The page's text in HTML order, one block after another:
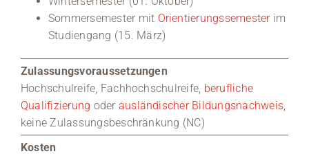
Sommersemester mit Orientierungssemesterim
Studiengang (15. März)
Zulassungsvoraussetzungen
Hochschulreife, Fachhochschulreife, berufliche
Qualifizierung oder ausländischer Bildungsnachweis,
keine Zulassungsbeschränkung (NC)
Kosten